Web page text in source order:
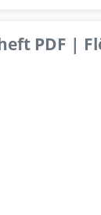
PDF |